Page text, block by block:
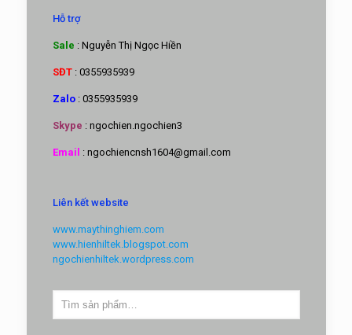
Hỗ trợ
Sale : Nguyễn Thị Ngọc Hiền
SĐT: 0355935939
Zalo : 0355935939
Skype : ngochien.ngochien3
Email : ngochiencnsh1604@gmail.com
Liên kết website
www.maythinghiem.com
www.hienhiltek.blogspot.com
ngochienhiltek.wordpress.com